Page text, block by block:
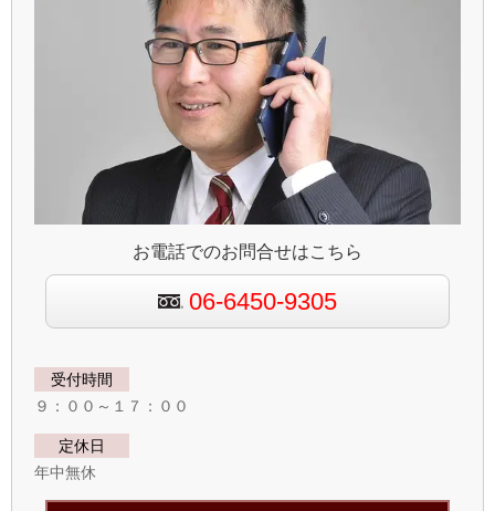
お電話でのお問合せはこちら
06-6450-9305
受付時間
９：００～１７：００
定休日
年中無休